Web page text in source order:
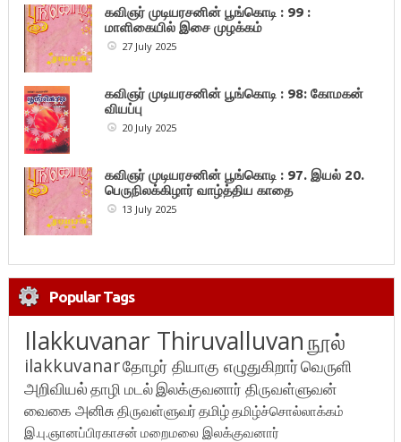
கவிஞர் முடியரசனின் பூங்கொடி : 99 :
மாளிகையில் இசை முழக்கம்
27 July 2025
கவிஞர் முடியரசனின் பூங்கொடி : 98: கோமகன்
வியப்பு
20 July 2025
கவிஞர் முடியரசனின் பூங்கொடி : 97. இயல் 20.
பெருநிலக்கிழார் வாழ்த்திய காதை
13 July 2025
Popular Tags
Ilakkuvanar Thiruvalluvanநூல்
ilakkuvanarதோழர் தியாகு எழுதுகிறார்வெருளி
அறிவியல்தாழி மடல்இலக்குவனார் திருவள்ளுவன்
வைகை அனிசுதிருவள்ளுவர்தமிழ்தமிழ்ச்சொல்லாக்கம்
இ.பு.ஞானப்பிரகாசன் மறைமலை இலக்குவனார்